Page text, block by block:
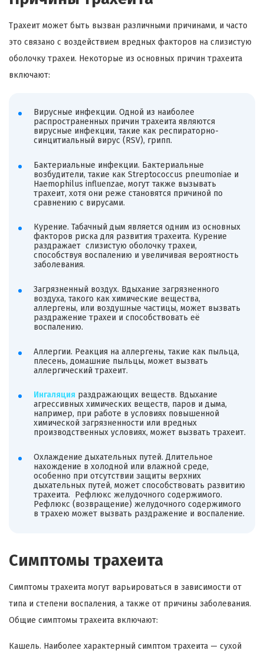
Трахеит может быть вызван различными причинами, и часто
это связано с воздействием вредных факторов на слизистую
оболочку трахеи. Некоторые из основных причин трахеита
включают:
Вирусные инфекции. Одной из наиболее
распространенных причин трахеита являются
вирусные инфекции, такие как респираторно-
синцитиальный вирус (RSV), грипп.
Бактериальные инфекции. Бактериальные
возбудители, такие как Streptococcus pneumoniae и
Haemophilus influenzae, могут также вызывать
трахеит, хотя они реже становятся причиной по
сравнению с вирусами.
Курение. Табачный дым является одним из основных
факторов риска для развития трахеита. Курение
раздражает слизистую оболочку трахеи,
способствуя воспалению и увеличивая вероятность
заболевания.
Загрязненный воздух. Вдыхание загрязненного
воздуха, такого как химические вещества,
аллергены, или воздушные частицы, может вызвать
раздражение трахеи и способствовать её
воспалению.
Аллергии. Реакция на аллергены, такие как пыльца,
плесень, домашние пыльцы, может вызвать
аллергический трахеит.
Ингаляция раздражающих веществ. Вдыхание
агрессивных химических веществ, паров и дыма,
например, при работе в условиях повышенной
химической загрязненности или вредных
производственных условиях, может вызвать трахеит.
Охлаждение дыхательных путей. Длительное
нахождение в холодной или влажной среде,
особенно при отсутствии защиты верхних
дыхательных путей, может способствовать развитию
трахеита. Рефлюкс желудочного содержимого.
Рефлюкс (возвращение) желудочного содержимого
в трахею может вызвать раздражение и воспаление.
Симптомы трахеита
Симптомы трахеита могут варьироваться в зависимости от
типа и степени воспаления, а также от причины заболевания.
Общие симптомы трахеита включают:
Кашель. Наиболее характерный симптом трахеита — сухой